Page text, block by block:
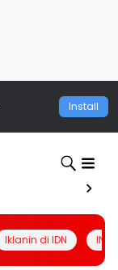
Install
Iklanin di IDN